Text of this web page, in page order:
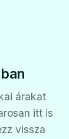
árakat
itt is
vissza